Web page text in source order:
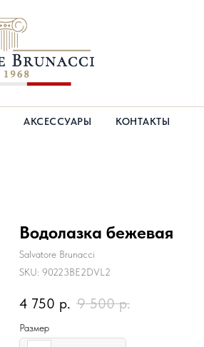
АКСЕССУАРЫ КОНТАКТЫ
Водолазка бежевая
Salvatore Brunacci
SKU: 90223BE2DVL2
4 750 р. 9 500 р.
Размер